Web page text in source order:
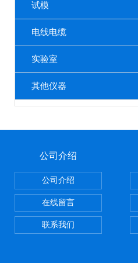
试模
电线电缆
实验室
其他仪器
公司介绍
公司介绍
在线留言
联系我们